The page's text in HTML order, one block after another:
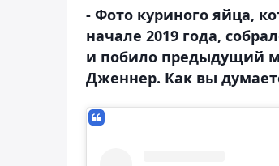
- Фото куриного яйца,
начале 2019 года,
и побило предыдущий
Дженнер. Как вы